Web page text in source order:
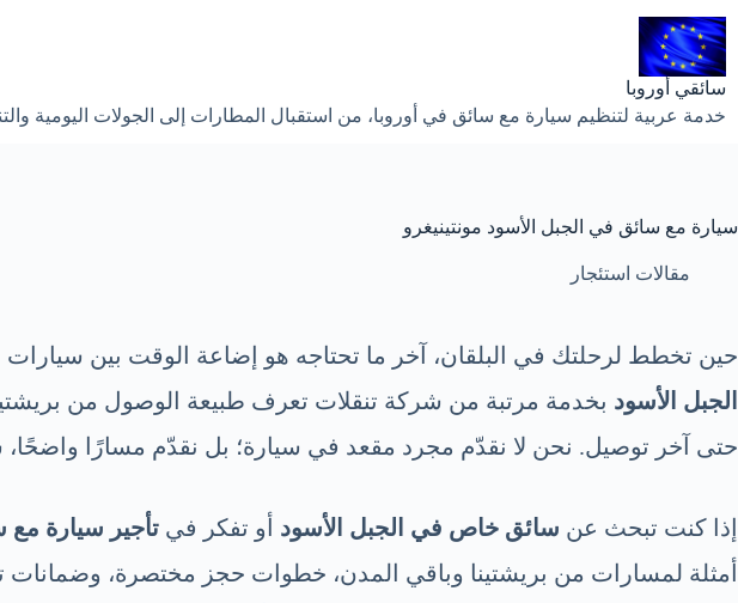
إلى
المحتوى
سائقي أوروبا
خدمة عربية لتنظيم سيارة مع سائق في أوروبا، من استقبال المطارات إلى الجولات اليومية
سيارة مع سائق في الجبل الأسود مونتينيغرو
مقالات استئجار
حين تخطط لرحلتك في البلقان، آخر ما تحتاجه هو إضاعة الوقت بين
الجبل الأسود بخدمة مرتبة من شركة تنقلات تعرف طبيعة الوصول من
حتى آخر توصيل. نحن لا نقدّم مجرد مقعد في سيارة؛ بل نقدّم مسارًا واضحًا،
إذا كنت تبحث عن سائق خاص في الجبل الأسود أو تفكر في تأجير سيارة
أمثلة لمسارات من بريشتينا وباقي المدن، خطوات حجز مختصرة، وضمانات